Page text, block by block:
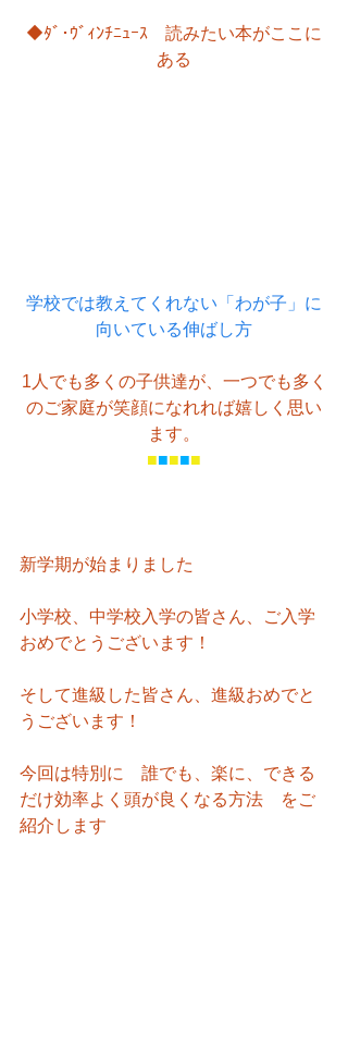
◆ﾀﾞ･ｳﾞｨﾝﾁﾆｭｰｽ　読みたい本がここに
ある
学校では教えてくれない「わが子」に
向いている伸ばし方
1人でも多くの子供達が、一つでも多く
のご家庭が笑顔になれれば嬉しく思い
ます。
■■■■■
新学期が始まりました
小学校、中学校入学の皆さん、ご入学
おめでとうございます！
そして進級した皆さん、進級おめでと
うございます！
今回は特別に　誰でも、楽に、できる
だけ効率よく頭が良くなる方法　をご
紹介します